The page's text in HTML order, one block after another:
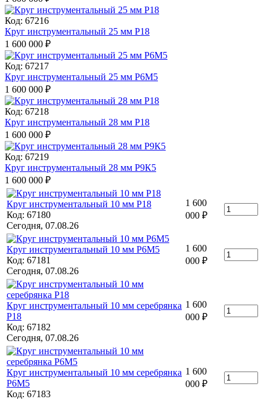
Код: 67216
Круг инструментальный 25 мм Р18
1 600 000 ₽
Код: 67217
Круг инструментальный 25 мм Р6М5
1 600 000 ₽
Код: 67218
Круг инструментальный 28 мм Р18
1 600 000 ₽
Код: 67219
Круг инструментальный 28 мм Р9К5
1 600 000 ₽
Круг инструментальный 10 мм Р18
Код: 67180
Сегодня, 07.08.26
1 600
000 ₽
Круг инструментальный 10 мм Р6М5
Код: 67181
Сегодня, 07.08.26
1 600
000 ₽
Круг инструментальный 10 мм серебрянка
Р18
Код: 67182
Сегодня, 07.08.26
1 600
000 ₽
Круг инструментальный 10 мм серебрянка
Р6М5
Код: 67183
1 600
000 ₽